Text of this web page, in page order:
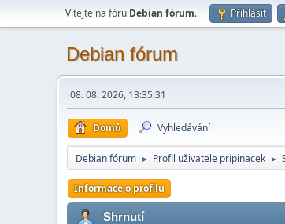
Vítejte na fóru Debian fórum. Přihlásit
Debian fórum
08. 08. 2026, 13:35:31
Domů Vyhledávání
Debian fórum ► Profil uživatele pripinacek ►
Informace o profilu
Shrnutí